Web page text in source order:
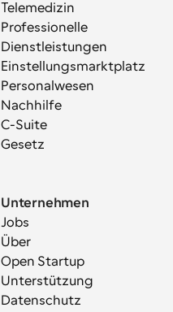
Telemedizin
Professionelle
Dienstleistungen
Einstellungsmarktplatz
Personalwesen
Nachhilfe
C-Suite
Gesetz
Unternehmen
Jobs
Über
Open Startup
Unterstützung
Datenschutz